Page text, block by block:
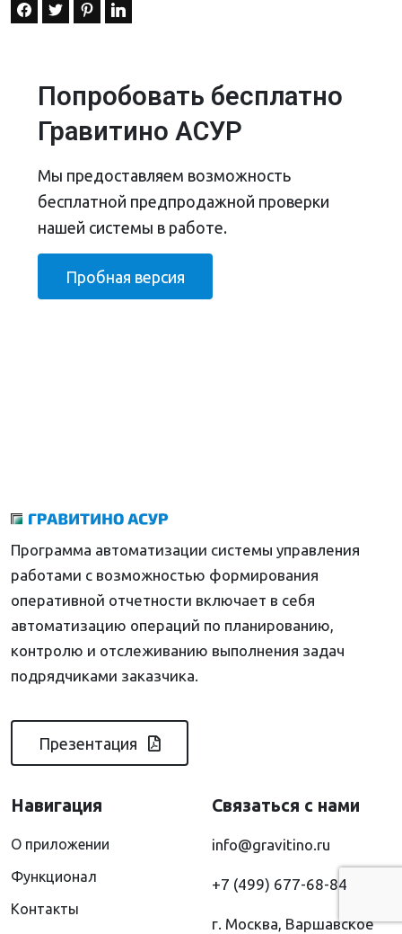
Попробовать бесплатно
Гравитино АСУР
Мы предоставляем возможность
бесплатной предпродажной проверки
нашей системы в работе.
Пробная версия
Программа автоматизации системы управления
работами с возможностью формирования
оперативной отчетности включает в себя
автоматизацию операций по планированию,
контролю и отслеживанию выполнения задач
подрядчиками заказчика.
Презентация
Навигация
О приложении
Функционал
Контакты
Связаться с нами
info@gravitino.ru
+7 (499) 677-68-84
г. Москва, Варшавское